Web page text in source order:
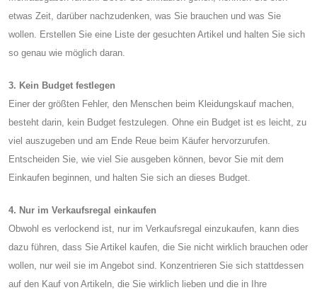
etwas Zeit, darüber nachzudenken, was Sie brauchen und was Sie
wollen. Erstellen Sie eine Liste der gesuchten Artikel und halten Sie sich
so genau wie möglich daran.
3. Kein Budget festlegen
Einer der größten Fehler, den Menschen beim Kleidungskauf machen,
besteht darin, kein Budget festzulegen. Ohne ein Budget ist es leicht, zu
viel auszugeben und am Ende Reue beim Käufer hervorzurufen.
Entscheiden Sie, wie viel Sie ausgeben können, bevor Sie mit dem
Einkaufen beginnen, und halten Sie sich an dieses Budget.
4. Nur im Verkaufsregal einkaufen
Obwohl es verlockend ist, nur im Verkaufsregal einzukaufen, kann dies
dazu führen, dass Sie Artikel kaufen, die Sie nicht wirklich brauchen oder
wollen, nur weil sie im Angebot sind. Konzentrieren Sie sich stattdessen
auf den Kauf von Artikeln, die Sie wirklich lieben und die in Ihre